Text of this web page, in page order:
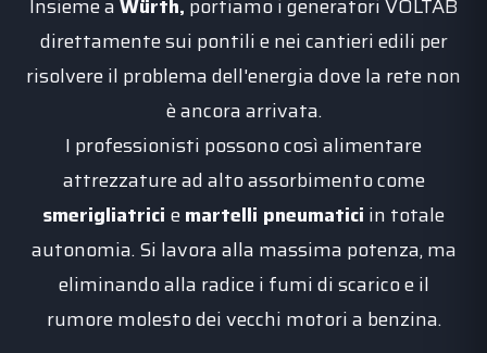
Insieme aWürth, portiamo i generatori VOLTAB
direttamente sui pontili e nei cantieri edili per
risolvere il problema dell'energia dove la rete non
è ancora arrivata.
I professionisti possono così alimentare
attrezzature ad alto assorbimento come
smerigliatrici emartelli pneumatici in totale
autonomia. Si lavora alla massima potenza, ma
eliminando alla radice i fumi di scarico e il
rumore molesto dei vecchi motori a benzina.